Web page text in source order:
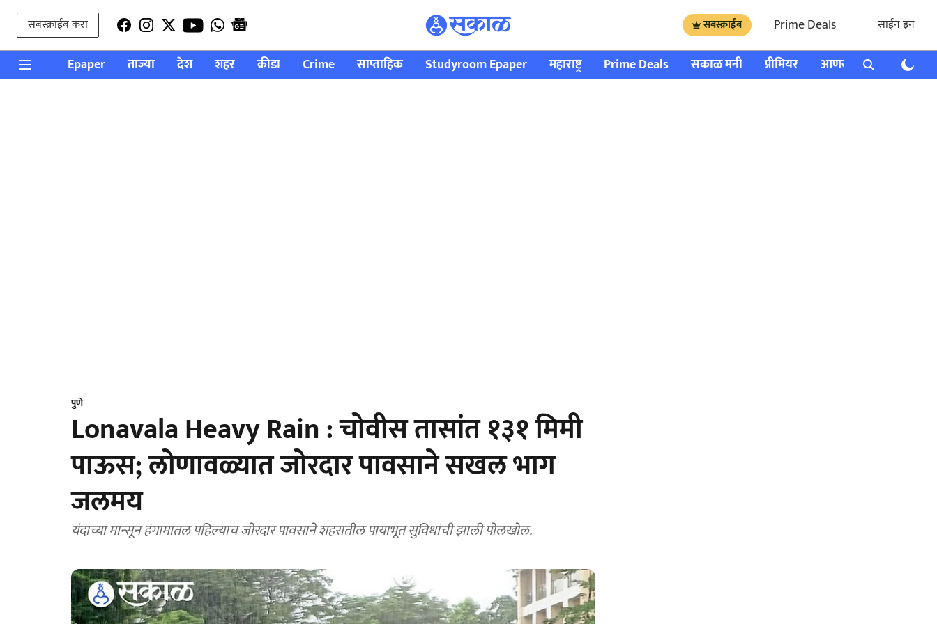
सबस्क्राईब करा सबस्क्राईब Prime Deals साईन इन
Epaper ताज्या देश शहर क्रीडा Crime साप्ताहिक Studyroom Epaper महाराष्ट्र Prime Deals सकाळ मनी प्रीमियर आणखी राशी भविष्य
पुणे
Lonavala Heavy Rain : चोवीस तासांत १३१ मिमी
पाऊस; लोणावळ्यात जोरदार पावसाने सखल भाग
जलमय
यंदाच्या मान्सून हंगामातल पहिल्याच जोरदार पावसाने शहरातील पायाभूत सुविधांची झाली पोलखोल.